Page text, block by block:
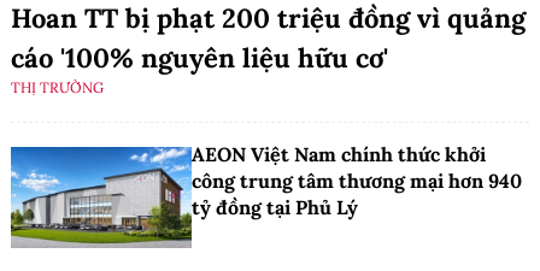
Hoan TT bị phạt 200 triệu đồng vì quảng
cáo '100% nguyên liệu hữu cơ'
THỊ TRƯỜNG
AEON Việt Nam chính thức khởi
công trung tâm thương mại hơn 940
tỷ đồng tại Phủ Lý